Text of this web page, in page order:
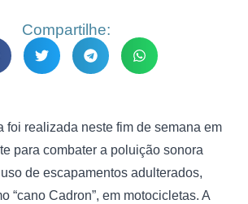
Compartilhe:
foi realizada neste fim de semana em
para combater a poluição sonora
de escapamentos adulterados,
“cano Cadron”, em motocicletas. A